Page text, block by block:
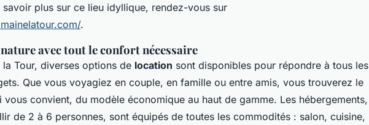
savoir plus sur ce lieu idyllique, rendez-vous sur
.
avec tout le confort nécessaire
la Tour, diverses options de location sont disponibles pour répondre à tous les
Que vous voyagiez en couple, en famille ou entre amis, vous trouverez le
convient, du modèle économique au haut de gamme. Les hébergements,
de 2 à 6 personnes, sont équipés de toutes les commodités : salon, cuisine,